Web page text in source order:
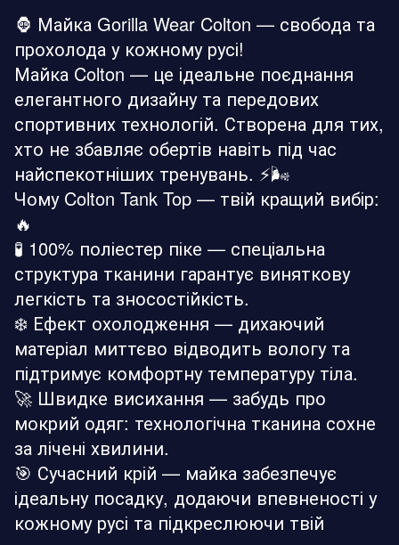
🦍 Майка Gorilla Wear Colton — свобода та
прохолода у кожному русі!
Майка Colton — це ідеальне поєднання
елегантного дизайну та передових
спортивних технологій. Створена для тих,
хто не збавляє обертів навіть під час
найспекотніших тренувань. ⚡️🌬️
Чому Colton Tank Top — твій кращий вибір:
🔥
🧪 100% поліестер піке — спеціальна
структура тканини гарантує виняткову
легкість та зносостійкість.
❄️ Ефект охолодження — дихаючий
матеріал миттєво відводить вологу та
підтримує комфортну температуру тіла.
🚀 Швидке висихання — забудь про
мокрий одяг: технологічна тканина сохне
за лічені хвилини.
🎯 Сучасний крій — майка забезпечує
ідеальну посадку, додаючи впевненості у
кожному русі та підкреслюючи твій